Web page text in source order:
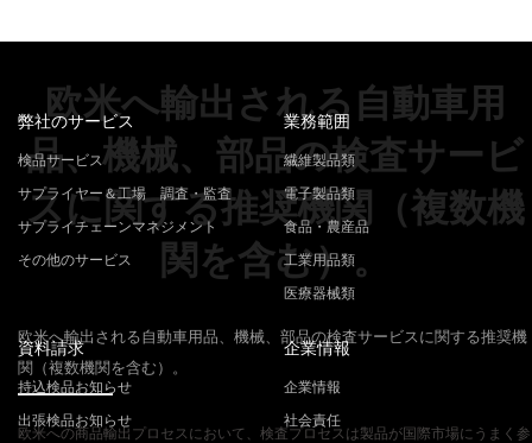
欧米へ輸出される自動車用
品、機械、部品の検査サービ
スに関する推奨機関（複数機
関を含む）。
欧米へ輸出される自動車用品、機械、部品の検査サービスに関する推奨機
関（複数機関を含む）。
欧米への商品輸出プロセスにおいて、検査プロセスは製品が国際市場にうまく参
弊社のサービス
検品サービス
サプライヤー＆工場 調査・監査
サプライチェーンマネジメント
その他のサービス
業務範囲
繊維製品類
電子製品類
食品・農産品
工業用品類
医療器械類
資料請求
持込検品お知らせ
出張検品お知らせ
企業情報
企業情報
社会責任